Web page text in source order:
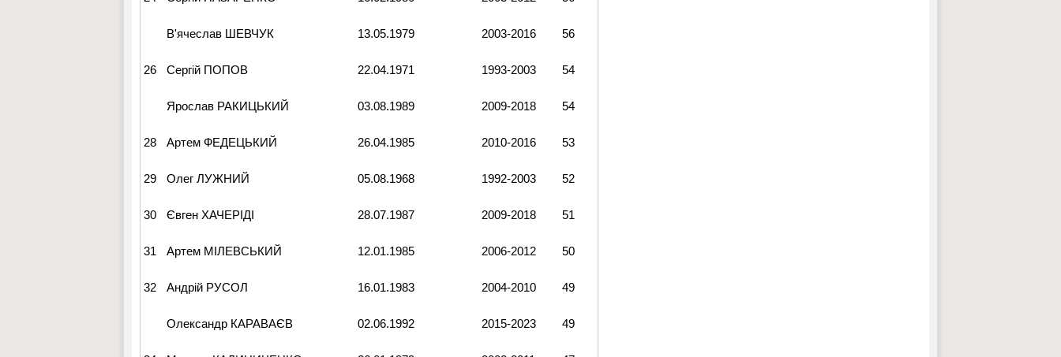
В'ячеслав ШЕВЧУК 13.05.1979 2003-2016 56
26 Сергій ПОПОВ 22.04.1971 1993-2003 54
Ярослав РАКИЦЬКИЙ 03.08.1989 2009-2018 54
28 Артем ФЕДЕЦЬКИЙ 26.04.1985 2010-2016 53
29 Олег ЛУЖНИЙ 05.08.1968 1992-2003 52
30 Євген ХАЧЕРІДІ 28.07.1987 2009-2018 51
31 Артем МІЛЕВСЬКИЙ 12.01.1985 2006-2012 50
32 Андрій РУСОЛ 16.01.1983 2004-2010 49
Олександр КАРАВАЄВ 02.06.1992 2015-2023 49